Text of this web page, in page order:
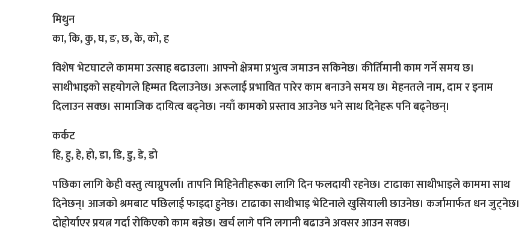
मिथुन
का, कि, कु, घ, ङ, छ, के, को, ह
विशेष भेटघाटले काममा उत्साह बढाउला। आफ्नो क्षेत्रमा प्रभुत्व जमाउन सकिनेछ। कीर्तिमानी काम गर्ने समय छ।
साथीभाइको सहयोगले हिम्मत दिलाउनेछ। अरूलाई प्रभावित पारेर काम बनाउने समय छ। मेहनतले नाम, दाम र इनाम
दिलाउन सक्छ। सामाजिक दायित्व बढ्नेछ। नयाँ कामको प्रस्ताव आउनेछ भने साथ दिनेहरू पनि बढ्नेछन्।
कर्कट
हि, हु, हे, हो, डा, डि, डु, डे, डो
पछिका लागि केही वस्तु त्याग्नुपर्ला। तापनि मिहिनेतीहरूका लागि दिन फलदायी रहनेछ। टाढाका साथीभाइले काममा साथ
दिनेछन्। आजको श्रमबाट पछिलाई फाइदा हुनेछ। टाढाका साथीभाइ भेटिनाले खुसियाली छाउनेछ। कर्जामार्फत धन जुट्नेछ।
दोहोर्याएर प्रयत्न गर्दा रोकिएको काम बन्नेछ। खर्च लागे पनि लगानी बढाउने अवसर आउन सक्छ।